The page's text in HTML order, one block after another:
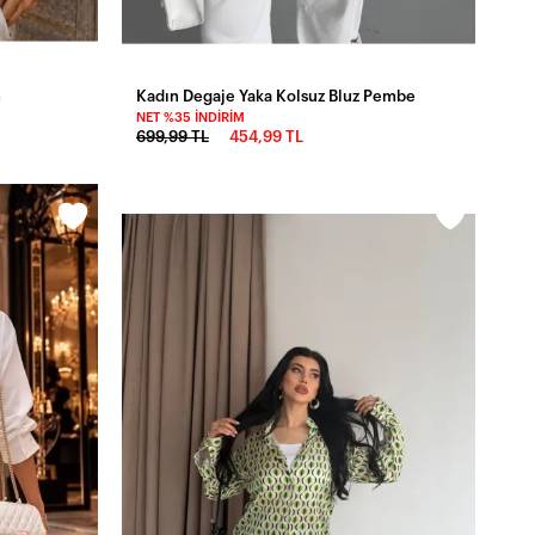
Kadın Degaje Yaka Kolsuz Bluz Pembe
NET %35 İNDIRIM
699,99 TL 454,99 TL